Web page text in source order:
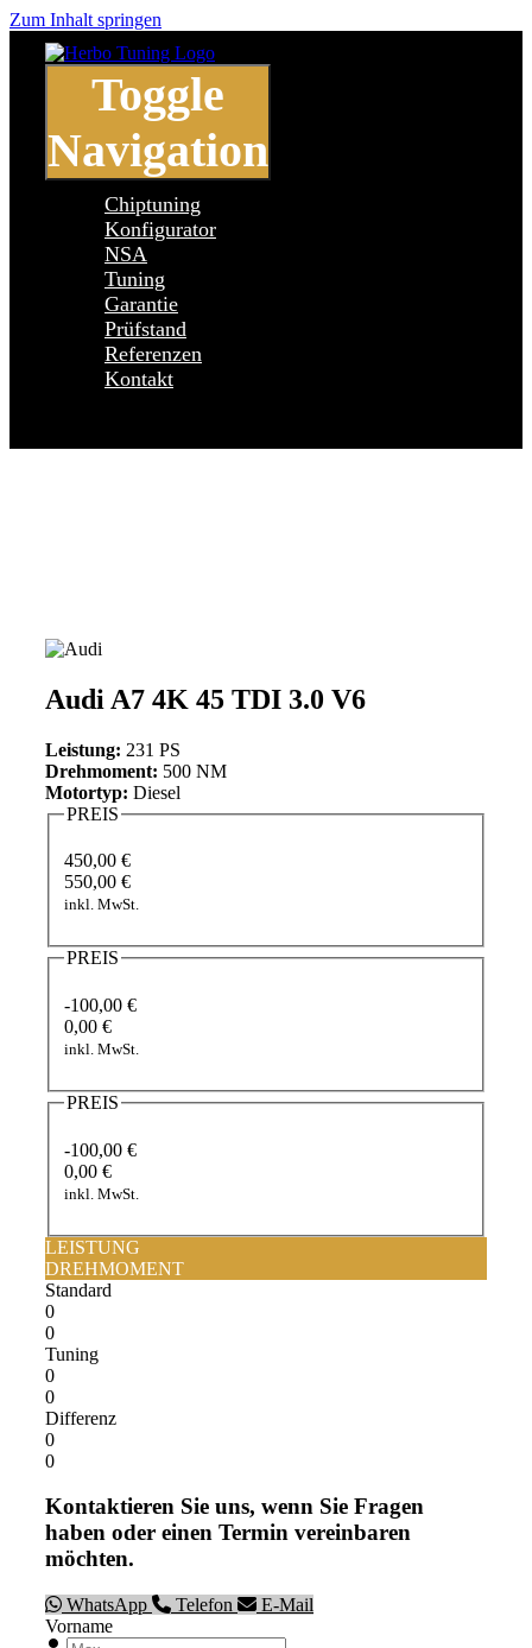
Zum Inhalt springen
Toggle
Navigation
Chiptuning
Konfigurator
NSA
Tuning
Garantie
Prüfstand
Referenzen
Kontakt
Audi A7 4K 45 TDI 3.0 V6
Leistung: 231 PS
Drehmoment: 500 NM
Motortyp: Diesel
PREIS
450,00 €
550,00 €
inkl. MwSt.
PREIS
-100,00 €
0,00 €
inkl. MwSt.
PREIS
-100,00 €
0,00 €
inkl. MwSt.
LEISTUNG
DREHMOMENT
Standard
0
0
Tuning
0
0
Differenz
0
0
Kontaktieren Sie uns, wenn Sie Fragen
haben oder einen Termin vereinbaren
möchten.
WhatsApp Telefon
E-Mail
Vorname